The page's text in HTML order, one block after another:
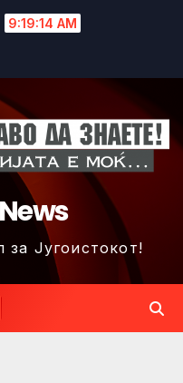
9:19:17 AM
Југоистокот!